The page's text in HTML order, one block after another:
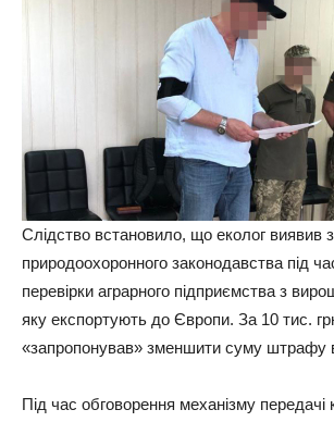
Слідство встановило, що еколог виявив
природоохоронного законодавства під
перевірки аграрного підприємства з
яку експортують до Європи. За 10 тис.
«запропонував» зменшити суму штрафу
Під час обговорення механізму передачі